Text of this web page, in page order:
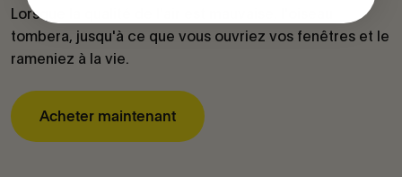
Lorsque la qualité de l'air est mauvaise, l'oiseau
tombera, jusqu'à ce que vous ouvriez vos fenêtres et le
rameniez à la vie.
Acheter maintenant